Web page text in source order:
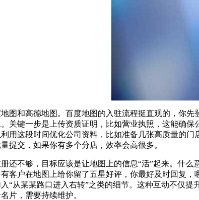
和高德地图。百度地图的入驻流程挺直观的，你先
关键一步是上传资质证明，比如营业执照，这能确
用这段时间优化公司资料，比如准备几张高质量的
提交，如果你有多个分店，效率会高很多。
还不够，目标应该是让地图上的信息“活”起来。什
客户在地图上给你留了五星好评，你最好及时回复
“从某某路口进入右转”之类的细节。这种互动不仅
片，需要持续维护。